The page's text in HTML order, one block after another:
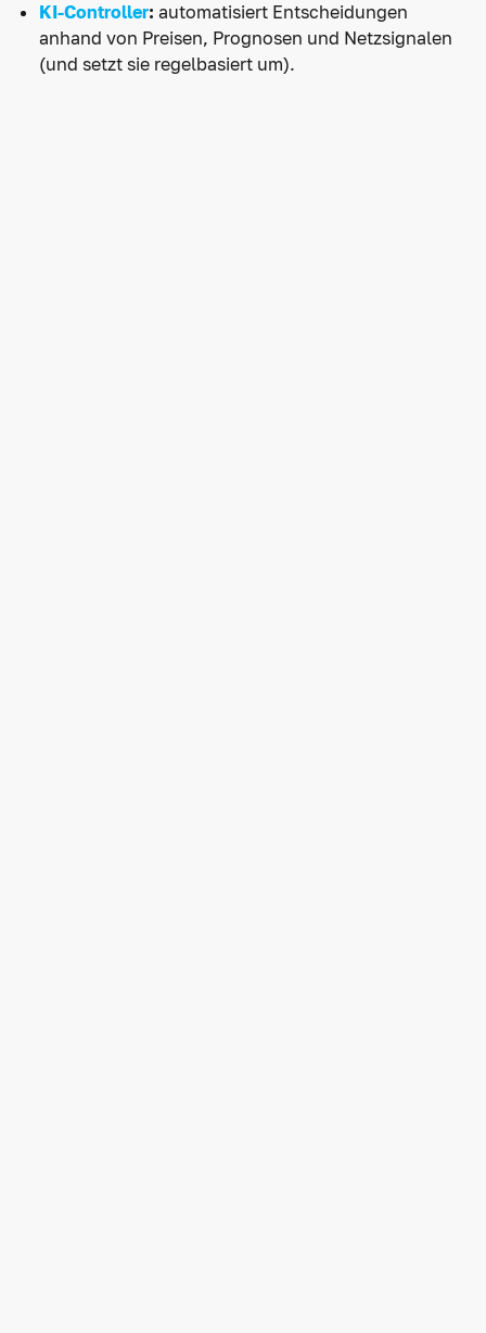
KI-Controller: automatisiert Entscheidungen
anhand von Preisen, Prognosen und Netzsignalen
(und setzt sie regelbasiert um).